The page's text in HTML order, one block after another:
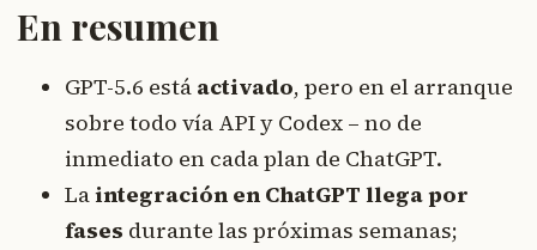
En resumen
GPT-5.6 está activado, pero en el arranque
sobre todo vía API y Codex – no de
inmediato en cada plan de ChatGPT.
Laintegración en ChatGPT llega por
fases durante las próximas semanas;